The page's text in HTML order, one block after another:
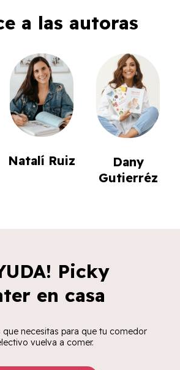
a las autoras
Natalí Ruiz
Dany
Gutierréz
Picky
en casa
que necesitas para que tu comedor
vuelva a comer.